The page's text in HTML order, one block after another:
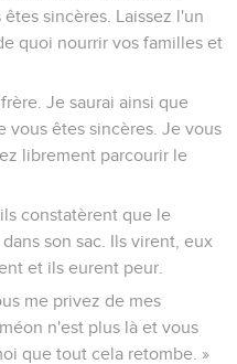
sincères. Laissez l'un
quoi nourrir vos familles et
Je saurai ainsi que
vous êtes sincères. Je vous
librement parcourir le
constatèrent que le
son sac. Ils virent, eux
et ils eurent peur.
me privez de mes
n'est plus là et vous
que tout cela retombe. »